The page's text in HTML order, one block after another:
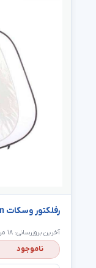
رفلکتور وسکات 5in1 200x150cm
آخرین بروزرسانی: ۱۸ مرداد ۱۴۰۵
ناموجود